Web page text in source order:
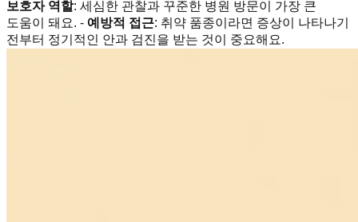
보호자 역할: 세심한 관찰과 꾸준한 병원 방문이 가장 큰
도움이 돼요. - 예방적 접근: 취약 품종이라면 증상이 나타나기
전부터 정기적인 안과 검진을 받는 것이 중요해요.